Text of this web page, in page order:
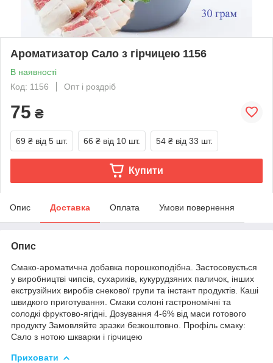
Ароматизатор Сало з гірчицею 1156
В наявності
Код: 1156
Опт і роздріб
75 ₴
69 ₴ від 5 шт. 66 ₴ від 10 шт. 54 ₴ від 33 шт.
Купити
Опис Доставка Оплата Умови повернення
Опис
Смако-ароматична добавка порошкоподібна. Застосовується
у виробництві чипсів, сухариків, кукурудзяних паличок, інших
екструзійних виробів снекової групи та інстант продуктів. Каші
швидкого приготування. Смаки солоні гастрономічні та
солодкі фруктово-ягідні. Дозування 4-6% від маси готового
продукту Замовляйте зразки безкоштовно. Профіль смаку:
Сало з нотою шкварки і гірчицею
Приховати